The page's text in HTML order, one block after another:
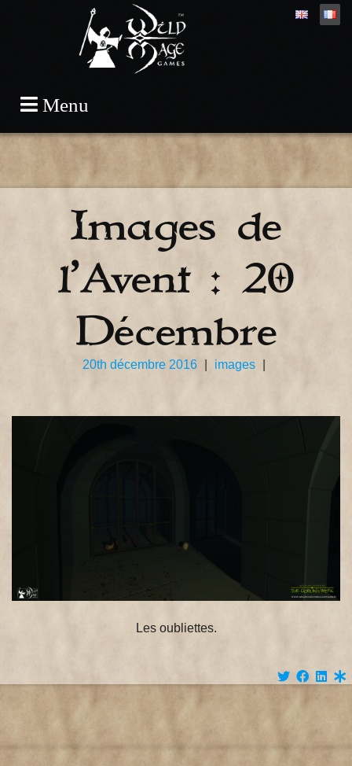
Menu
Images de
l’Avent : 20
Décembre
20th décembre 2016 images
Les oubliettes.